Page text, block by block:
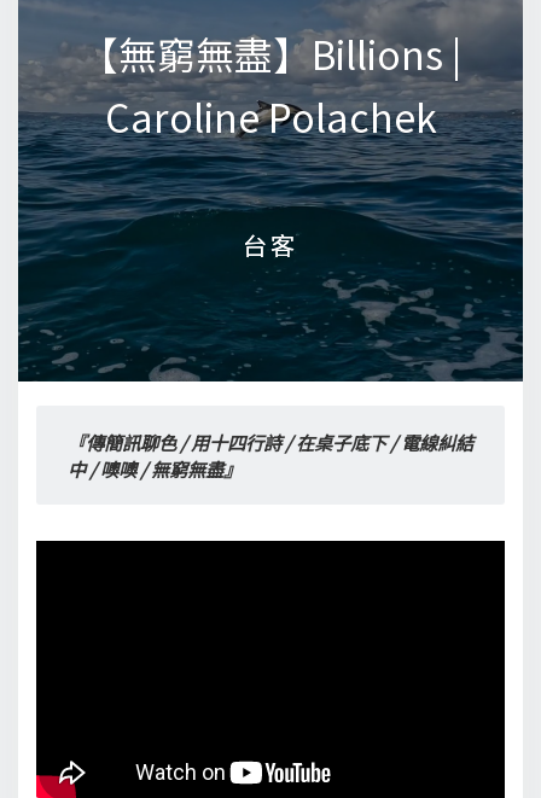
【無窮無盡】Billions |
Caroline Polachek
台客
【無窮無盡】Billions |
Caroline Polachek
台客
『傳簡訊聊色 / 用十四行詩 / 在桌子底下 / 電線糾結
中 / 噢噢 / 無窮無盡』